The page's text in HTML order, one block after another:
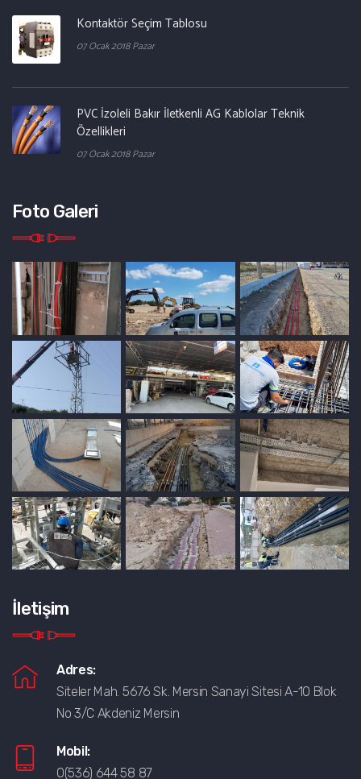
Kontaktör Seçim Tablosu
07 Ocak 2018 Pazar
PVC İzoleli Bakır İletkenli AG Kablolar Teknik
Özellikleri
07 Ocak 2018 Pazar
Foto Galeri
İletişim
Adres:
Siteler Mah. 5676 Sk. Mersin Sanayi Sitesi A-10 Blok
No 3/C Akdeniz Mersin
Mobil:
0(536) 644 58 87